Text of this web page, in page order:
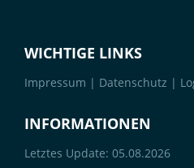
WICHTIGE LINKS
Impressum | Datenschutz |
INFORMATIONEN
Letztes Update: 05.08.2026